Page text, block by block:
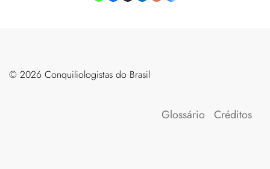
©️ 2026 Conquiliologistas do Brasil
Glossário Créditos